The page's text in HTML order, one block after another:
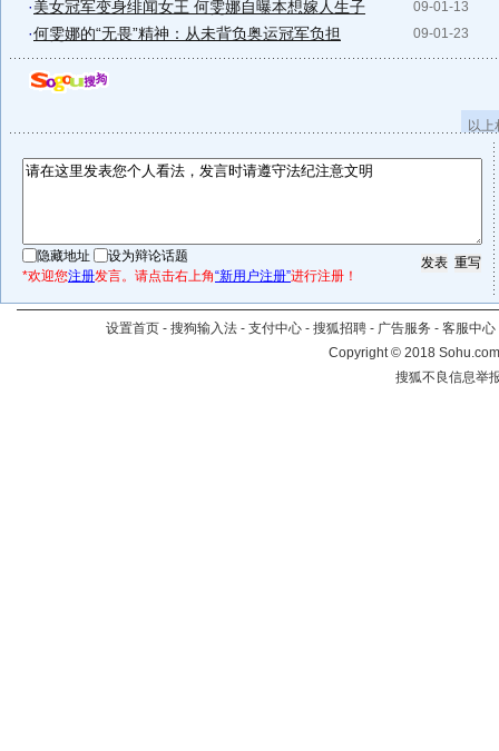
09-01-13
·美女冠军变身绯闻女王 何雯娜自曝本想嫁人生子
09-01-23
·何雯娜的“无畏”精神：从未背负奥运冠军负担
以
隐藏地址
设为辩论话题
*欢迎您注册发言。请点击右上角“新用户注册”进行注册！
设置首页 - 搜狗输入法 - 支付中心 - 搜狐招聘 - 广告服务 - 客服中心
Copyright©2018
搜狐不良信息举